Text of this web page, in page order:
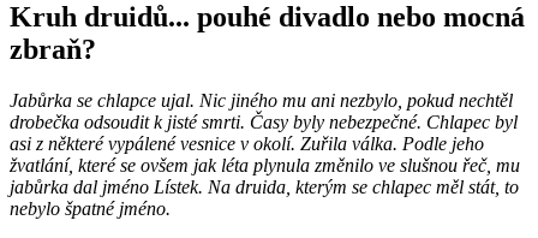
Kruh druidů... pouhé divadlo nebo mocná
zbraň?
Jabůrka se chlapce ujal. Nic jiného mu ani nezbylo, pokud nechtěl
drobečka odsoudit k jisté smrti. Časy byly nebezpečné. Chlapec byl
asi z některé vypálené vesnice v okolí. Zuřila válka. Podle jeho
žvatlání, které se ovšem jak léta plynula změnilo ve slušnou řeč, mu
jabůrka dal jméno Lístek. Na druida, kterým se chlapec měl stát, to
nebylo špatné jméno.